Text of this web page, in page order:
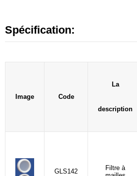
Spécification:
Image Code
La
description
GLS142
Filtre à